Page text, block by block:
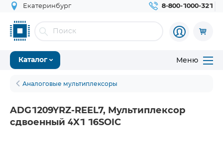
Екатеринбург 8-800-1000-321
Каталог Меню
Аналоговые мультиплексоры
ADG1209YRZ-REEL7, Мультиплексор
сдвоенный 4X1 16SOIC